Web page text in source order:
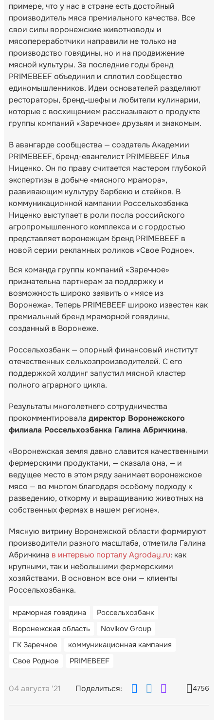
примере, что у нас в стране есть достойный
производитель мяса премиального качества. Все
свои силы воронежские животноводы и
мясопереработчики направили не только на
производство говядины, но и на продвижение
мясной культуры. За последние годы бренд
PRIMEBEEF объединил и сплотил сообщество
единомышленников. Идеи основателей разделяют
рестораторы, бренд-шефы и любители кулинарии,
которые с восхищением рассказывают о продукте
группы компаний «Заречное» друзьям и знакомым.
В авангарде сообщества — создатель Академии
PRIMEBEEF, бренд-евангелист PRIMEBEEF Илья
Ниценко. Он по праву считается мастером глубокой
экспертизы в добыче «мясного мрамора»,
развивающим культуру барбекю и стейков. В
коммуникационной кампании Россельхозбанка
Ниценко выступает в роли посла российского
агропромышленного комплекса и с гордостью
представляет воронежцам бренд PRIMEBEEF в
новой серии рекламных роликов «Свое Родное».
Вся команда группы компаний «Заречное»
признательна партнерам за поддержку и
возможность широко заявить о «мясе из
Воронежа». Теперь PRIMEBEEF широко известен как
премиальный бренд мраморной говядины,
созданный в Воронеже.
Россельхозбанк — опорный финансовый институт
отечественных сельхозпроизводителей. С его
поддержкой холдинг запустил мясной кластер
полного аграрного цикла.
Результаты многолетнего сотрудничества
прокомментировала директор Воронежского
филиала Россельхозбанка Галина Абричкина.
«Воронежская земля давно славится качественными
фермерскими продуктами, — сказала она, — и
ведущее место в этом ряду занимает воронежское
мясо — во многом благодаря особому подходу к
разведению, откорму и выращиванию животных на
собственных фермах в нашем регионе».
Мясную витрину Воронежской области формируют
производители разного масштаба, отметила Галина
Абричкина в интервью порталу Agroday.ru: как
крупными, так и небольшими фермерскими
хозяйствами. В основном все они — клиенты
Россельхозбанка.
мраморная говядина
Россельхозбанк
Воронежская область
Novikov Group
ГК Заречное
коммуникационная кампания
Свое Родное
PRIMEBEEF
04 августа '21 Поделиться: 4756